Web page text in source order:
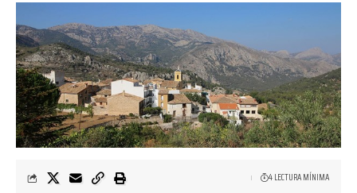
4 LECTURA MÍNIMA